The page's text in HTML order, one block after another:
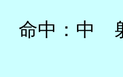
命中：中